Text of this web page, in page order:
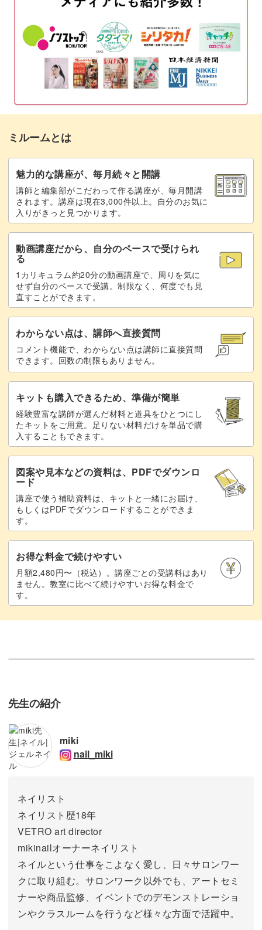
一度技法をマスターしてしまえば、カラーアレンジは自由
透け感のあるお花に仕上げるためには色の選び方にもポイ
ントがあるので、
また、今回レクチャーしているエアブラシの使い方は様々
なフラワーアートに応用が可能。
アレンジのバリエーションが豊富な繊細アートはサロンワ
ークに大活躍間違いなしですので、
ぜひ習得して様々なお色で試してみてください♪
トップジェルでコーティングする 36:26
花脈を入れる 37:12
トップジェルを塗って仕上げる
暗い色をベースに用いて透け感を残す方法 41:39
まとめ
ミルームとは
魅力的な講座が、毎月続々と開講
講師と編集部がこだわって作る講座が、毎月開講
されます。講座は現在3,000件以上。自分のお気に
入りがきっと見つかります。
動画講座だから、自分のペースで受けられ
る
1カリキュラム約20分の動画講座で、周りを気に
せず自分のペースで受講。制限なく、何度でも見
直すことができます。
わからない点は、講師へ直接質問
コメント機能で、わからない点は講師に直接質問
できます。回数の制限もありません。
キットも購入できるため、準備が簡単
経験豊富な講師が選んだ材料と道具をひとつにし
たキットをご用意。足りない材料だけを単品で購
入することもできます。
図案や見本などの資料は、PDFでダウンロ
ード
講座で使う補助資料は、キットと一緒にお届け、
もしくはPDFでダウンロードすることができま
す。
お得な料金で続けやすい
月額2,480円〜（税込）。講座ごとの受講料はあり
ません。教室に比べて続けやすいお得な料金で
す。
先生の紹介
miki
nail_miki
ネイリスト
ネイリスト歴18年
VETRO art director
mikinailオーナーネイリスト
ネイルという仕事をこよなく愛し、日々サロンワー
クに取り組む。サロンワーク以外でも、アートセミ
ナーや商品監修、イベントでのデモンストレーショ
ンやクラスルームを行うなど様々な方面で活躍中。